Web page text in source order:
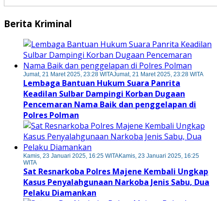
Berita Kriminal
Jumat, 21 Maret 2025, 23:28 WITAJumat, 21 Maret 2025, 23:28 WITA
Lembaga Bantuan Hukum Suara Panrita
Keadilan Sulbar Dampingi Korban Dugaan
Pencemaran Nama Baik dan penggelapan di
Polres Polman
Kamis, 23 Januari 2025, 16:25 WITAKamis, 23 Januari 2025, 16:25
WITA
Sat Resnarkoba Polres Majene Kembali Ungkap
Kasus Penyalahgunaan Narkoba Jenis Sabu, Dua
Pelaku Diamankan